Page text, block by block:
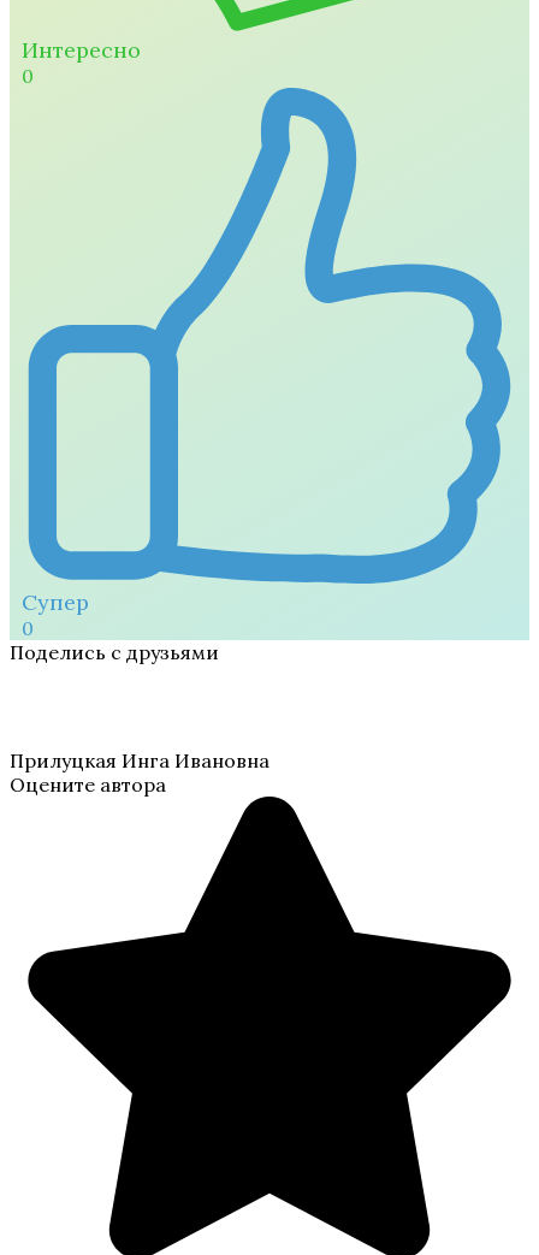
Интересно
0
Супер
0
Поделись с друзьями
Прилуцкая Инга Ивановна
Оцените автора